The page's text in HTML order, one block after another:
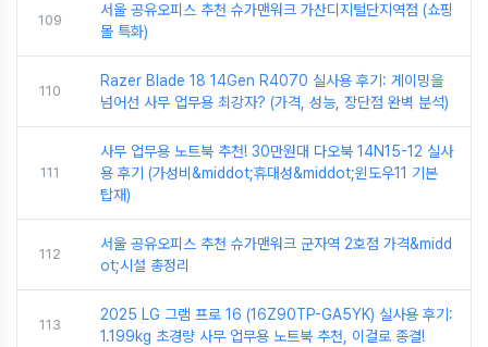
109
서울 공유오피스 추천 슈가맨워크 가산디지털단지역점 (쇼핑
몰 특화)
110
Razer Blade 18 14Gen R4070 실사용 후기: 게이밍을
넘어선 사무 업무용 최강자? (가격, 성능, 장단점 완벽 분석)
111
사무 업무용 노트북 추천! 30만원대 다오북 14N15-12 실사
용 후기 (가성비&middot;휴대성&middot;윈도우11 기본
탑재)
112
서울 공유오피스 추천 슈가맨워크 군자역 2호점 가격&midd
ot;시설 총정리
113
2025 LG 그램 프로 16 (16Z90TP-GA5YK) 실사용 후기:
1.199kg 초경량 사무 업무용 노트북 추천, 이걸로 종결!